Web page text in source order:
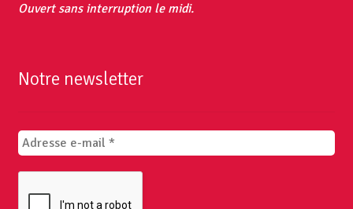
Ouvert sans interruption le midi.
Notre newsletter